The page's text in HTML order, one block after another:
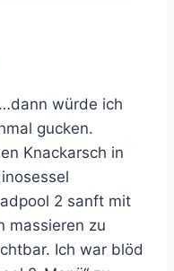
würde ich
gucken.
Knackarsch in
2 sanft mit
massieren zu
Ich war blöd